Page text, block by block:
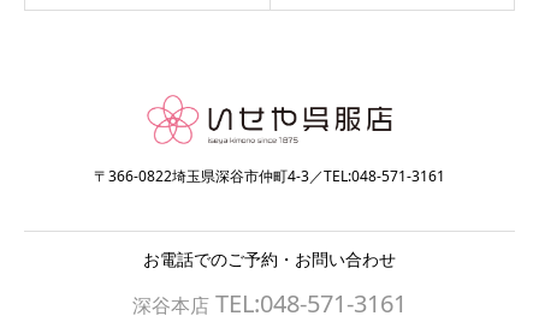
〒366-0822埼玉県深谷市仲町4-3／TEL:048-571-3161
お電話でのご予約・お問い合わせ
深谷本店 TEL:048-571-3161